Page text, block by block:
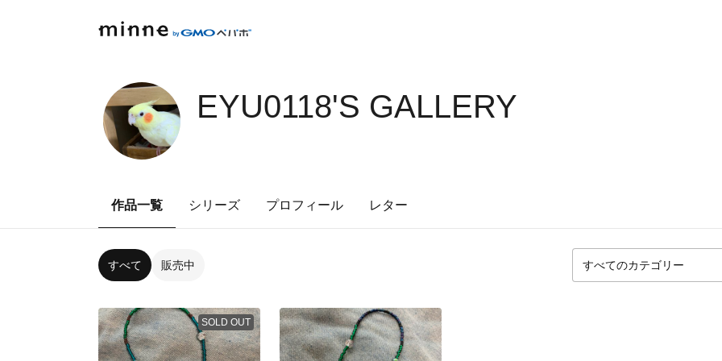
EYU0118'S GALLERY
作品一覧 シリーズ プロフィール レター
すべて 販売中
SOLD OUT